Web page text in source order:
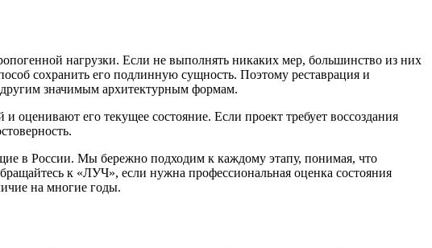
нагрузки. Если не выполнять никаких мер, большинство из них
сохранить его подлинную сущность. Поэтому реставрация и
другим значимым архитектурным формам.
его текущее состояние. Если проект требует воссоздания
в России. Мы бережно подходим к каждому этапу, понимая, что
к «ЛУЧ», если нужна профессиональная оценка состояния
на многие годы.